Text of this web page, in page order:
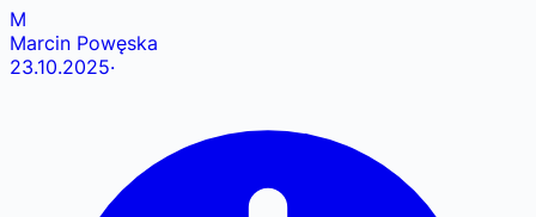
M
Marcin Powęska
23.10.2025·